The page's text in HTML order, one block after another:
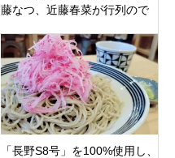
藤なつ、近藤春菜が行列ので
カツを食べまくり
「長野S8号」を100%使用し、